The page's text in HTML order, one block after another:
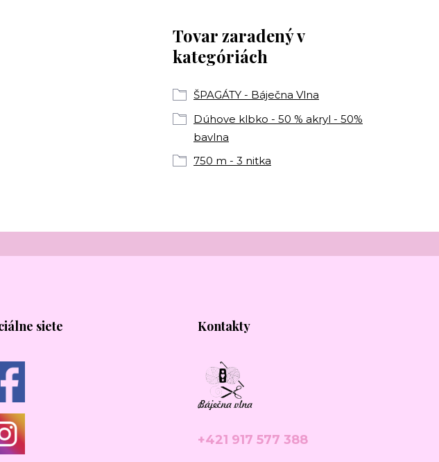
Tovar zaradený v
kategóriách
ŠPAGÁTY - Báječna Vlna
Dúhove klbko - 50 % akryl - 50%
bavlna
750 m - 3 nitka
siete Kontakty
+421 917 577 388